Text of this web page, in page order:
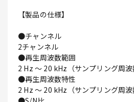
【製品の仕様】
●チャンネル
2チャンネル
●再生周波数範囲
2 Hz ～ 20 kHz（サンプリング周波
●再生周波数特性
2 Hz ～ 20 kHz（サンプリング周波